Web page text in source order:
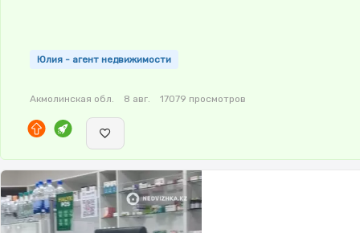
Юлия - агент недвижимости
Акмолинская обл. 8 авг. 17079 просмотров